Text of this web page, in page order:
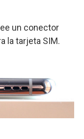
un conector
la tarjeta SIM.